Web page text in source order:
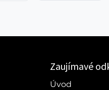
Zaujímavé
Úvod